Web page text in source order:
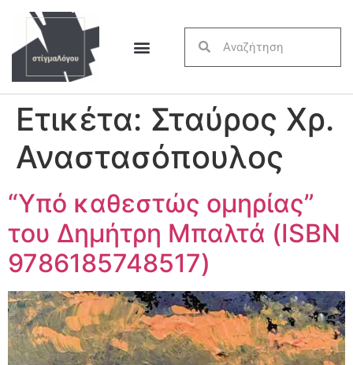
Ετικέτα: Σταύρος Χρ.
Αναστασόπουλος
“Υπό καθεστώς ομηρίας”
του Δημήτρη Μπαλτά (ISBN
9786185748517)